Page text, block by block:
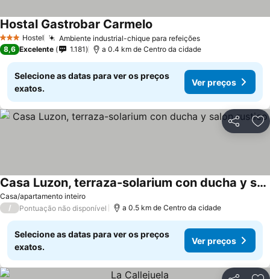
3 EstrelasHostel Ambiente industrial-chique para refeições
Hostal Gastrobar Carmelo
8,6 Excelente 1.181 a 0.4 km de Centro da cidade
Selecione as datas para ver os preços
exatos.
Ver preços
Partilhar
Casa/apartamento inteiro
Casa Luzon, terraza-solarium con ducha y salon rustico
/ Pontuação não disponível a 0.5 km de Centro da cidade
Selecione as datas para ver os preços
exatos.
Ver preços